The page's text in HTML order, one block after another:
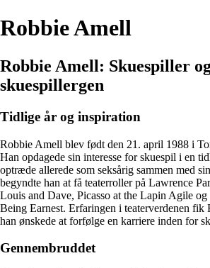
Robbie Amell
Robbie Amell: Skuespiller
skuespillergen
Tidlige år og inspiration
Robbie Amell blev født den 21. april 1988 i
Han opdagede sin interesse for skuespil i en
optræde allerede som seksårig sammen med
begyndte han at få teaterroller på Lawrence
Louis and Dave, Picasso at the Lapin Agile
Being Earnest. Erfaringen i teaterverdenen fik
han ønskede at forfølge en karriere inden for
Gennembruddet